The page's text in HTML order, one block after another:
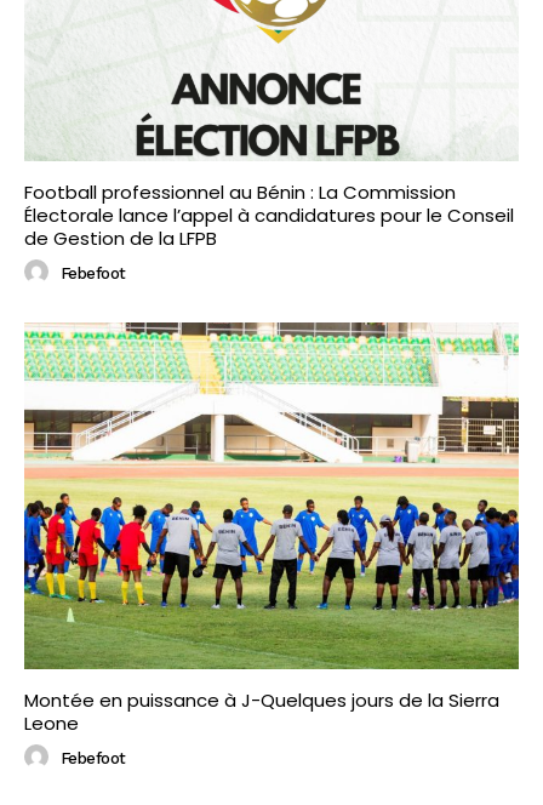
Football professionnel au Bénin : La Commission
Électorale lance l’appel à candidatures pour le Conseil
de Gestion de la LFPB
Febefoot
Montée en puissance à J-Quelques jours de la Sierra
Leone
Febefoot